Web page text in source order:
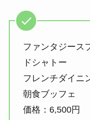
ファンタジース
ドシャトー
フレンチダイニ
朝食ブッフェ
価格：6,500円